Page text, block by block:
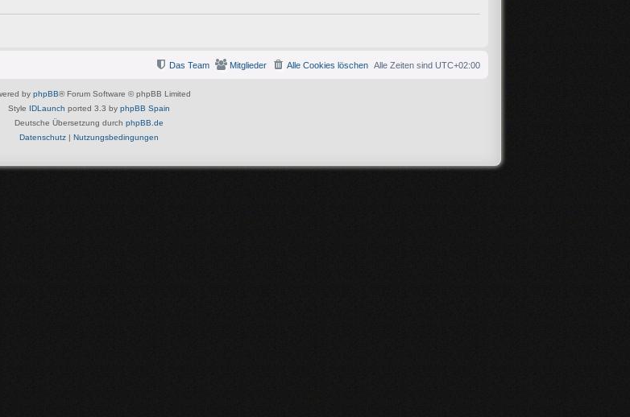
Alle Zeiten sind UTC+02:00
Alle Cookies löschen
Mitglieder
Das Team
by phpBB® Forum Software © phpBB Limited
Style IDLaunch ported 3.3 by phpBB Spain
Deutsche Übersetzung durch phpBB.de
Datenschutz| Nutzungsbedingungen